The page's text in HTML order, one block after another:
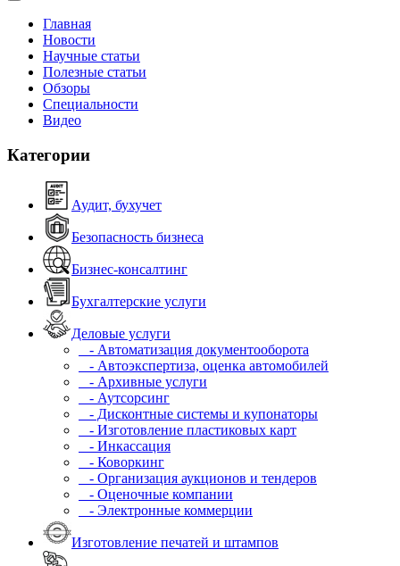
Главная
Новости
Научные статьи
Полезные статьи
Обзоры
Специальности
Видео
Категории
Аудит, бухучет
Безопасность бизнеса
Бизнес-консалтинг
Бухгалтерские услуги
Деловые услуги
- Автоматизация документооборота
- Автоэкспертиза, оценка автомобилей
- Архивные услуги
- Аутсорсинг
- Дисконтные системы и купонаторы
- Изготовление пластиковых карт
- Инкассация
- Коворкинг
- Организация аукционов и тендеров
- Оценочные компании
- Электронные коммерции
Изготовление печатей и штампов